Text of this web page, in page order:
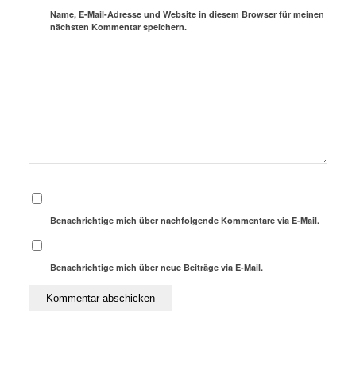
Name, E-Mail-Adresse und Website in diesem Browser für meinen
nächsten Kommentar speichern.
Benachrichtige mich über nachfolgende Kommentare via E-Mail.
Benachrichtige mich über neue Beiträge via E-Mail.